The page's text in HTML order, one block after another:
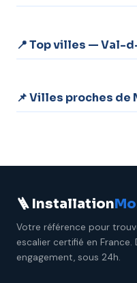
📍 Top villes — Val-
📌 Villes proches de
🪜 Installation
Votre référence pour
escalier certifié en France.
engagement, sous 24h.